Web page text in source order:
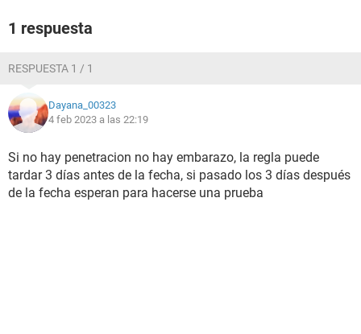
1 respuesta
RESPUESTA 1 / 1
Dayana_00323
4 feb 2023 a las 22:19
Si no hay penetracion no hay embarazo, la regla puede
tardar 3 días antes de la fecha, si pasado los 3 días después
de la fecha esperan para hacerse una prueba